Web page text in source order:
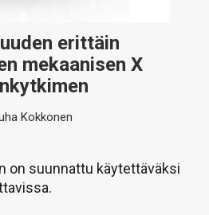
erittäin
mekaanisen X
Kokkonen
on suunnattu käytettäväksi